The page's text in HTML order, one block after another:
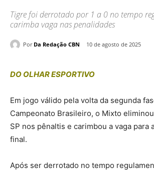
Tigre foi derrotado por 1 a 0 no tempo
carimba vaga nas penalidades
Por Da Redação CBN 10 de agosto de 2025
DO OLHAR ESPORTIVO
Em jogo válido pela volta da segunda
Campeonato Brasileiro, o Mixto
SP nos pênaltis e carimbou a vaga para
final.
Após ser derrotado no tempo